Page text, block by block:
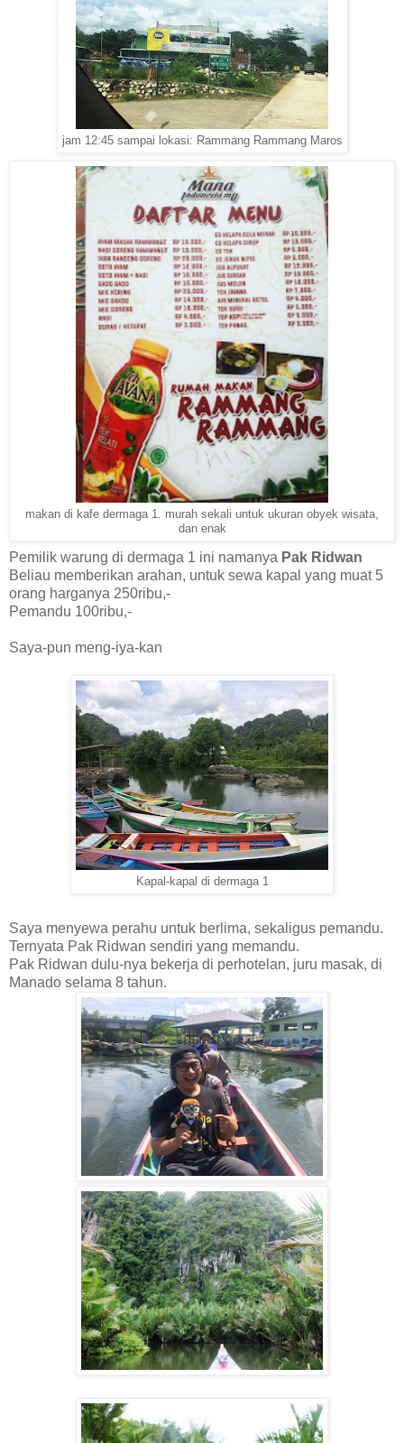
jam 12:45 sampai lokasi: Rammang Rammang Maros
makan di kafe dermaga 1. murah sekali untuk ukuran obyek wisata,
dan enak
Pemilik warung di dermaga 1 ini namanya Pak Ridwan
Beliau memberikan arahan, untuk sewa kapal yang muat 5
orang harganya 250ribu,-
Pemandu 100ribu,-
Saya-pun meng-iya-kan
Kapal-kapal di dermaga 1
Saya menyewa perahu untuk berlima, sekaligus pemandu.
Ternyata Pak Ridwan sendiri yang memandu.
Pak Ridwan dulu-nya bekerja di perhotelan, juru masak, di
Manado selama 8 tahun.